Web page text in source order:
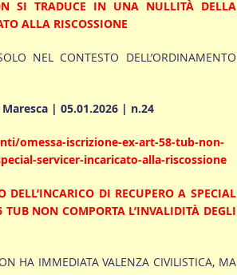
SI TRADUCE IN UNA NULLITÀ DELLA
ALLA RISCOSSIONE
NEL CONTESTO DELL’ORDINAMENTO
| 05.01.2026 | n.24
omessa-iscrizione-ex-art-58-tub-non-
servicer-incaricato-alla-riscossione
DI RECUPERO A SPECIAL
TUB NON COMPORTA L’INVALIDITÀ DEGLI
HA IMMEDIATA VALENZA CIVILISTICA, MA